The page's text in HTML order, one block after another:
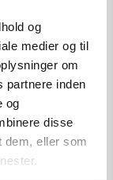
og
medier og til
om
partnere inden
og
disse
dem, eller som